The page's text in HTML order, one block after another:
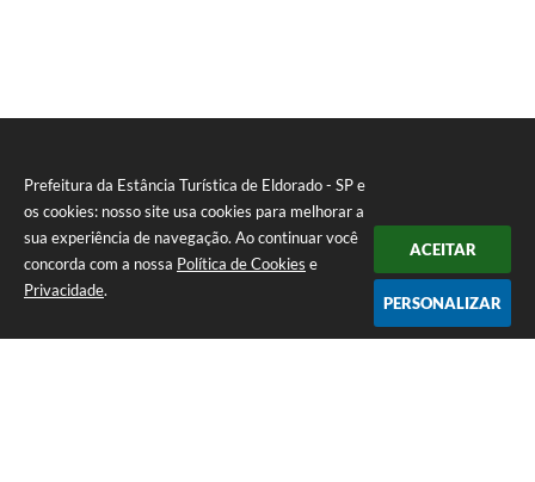
Prefeitura da Estância Turística de Eldorado - SP e
os cookies: nosso site usa cookies para melhorar a
sua experiência de navegação. Ao continuar você
concorda com a nossa Política de Cookies e
Privacidade.
ACEITAR
PERSONALIZAR